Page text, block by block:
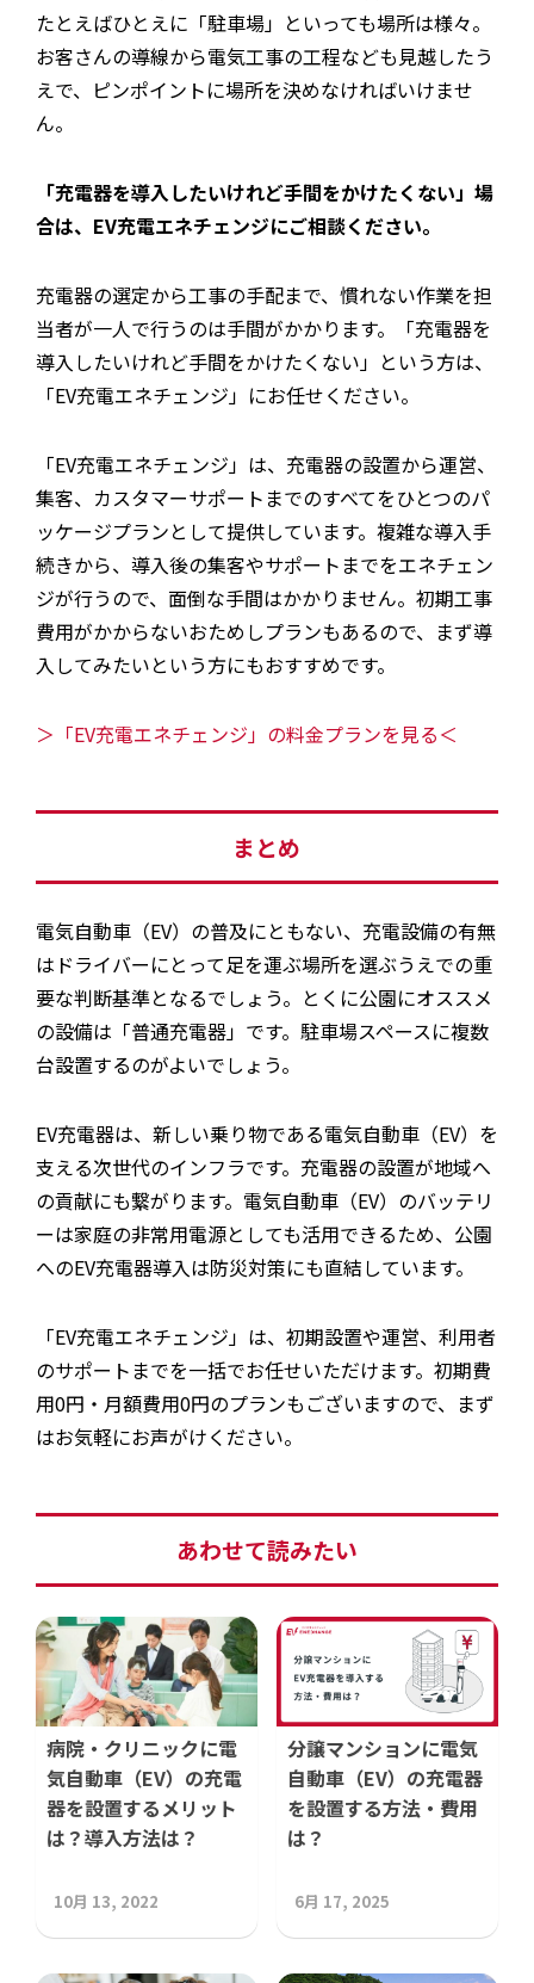
たとえばひとえに「駐車場」といっても場所は様々。
お客さんの導線から電気工事の工程なども見越したう
えで、ピンポイントに場所を決めなければいけませ
ん。
「充電器を導入したいけれど手間をかけたくない」場
合は、EV充電エネチェンジにご相談ください。
充電器の選定から工事の手配まで、慣れない作業を担
当者が一人で行うのは手間がかかります。「充電器を
導入したいけれど手間をかけたくない」という方は、
「EV充電エネチェンジ」にお任せください。
「EV充電エネチェンジ」は、充電器の設置から運営、
集客、カスタマーサポートまでのすべてをひとつのパ
ッケージプランとして提供しています。複雑な導入手
続きから、導入後の集客やサポートまでをエネチェン
ジが行うので、面倒な手間はかかりません。初期工事
費用がかからないおためしプランもあるので、まず導
入してみたいという方にもおすすめです。
＞「EV充電エネチェンジ」の料金プランを見る＜
まとめ
電気自動車（EV）の普及にともない、充電設備の有無
はドライバーにとって足を運ぶ場所を選ぶうえでの重
要な判断基準となるでしょう。とくに公園にオススメ
の設備は「普通充電器」です。駐車場スペースに複数
台設置するのがよいでしょう。
EV充電器は、新しい乗り物である電気自動車（EV）を
支える次世代のインフラです。充電器の設置が地域へ
の貢献にも繋がります。電気自動車（EV）のバッテリ
ーは家庭の非常用電源としても活用できるため、公園
へのEV充電器導入は防災対策にも直結しています。
「EV充電エネチェンジ」は、初期設置や運営、利用者
のサポートまでを一括でお任せいただけます。初期費
用0円・月額費用0円のプランもございますので、まず
はお気軽にお声がけください。
あわせて読みたい
病院・クリニックに電
気自動車（EV）の充電
器を設置するメリット
は？導入方法は？
10月 13, 2022
分譲マンションに電気
自動車（EV）の充電器
を設置する方法・費用
は？
6月 17, 2025